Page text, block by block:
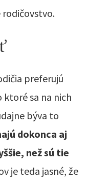
preferujú
sa na nich
býva to
dokonca aj
než sú tie
je teda jasné, že